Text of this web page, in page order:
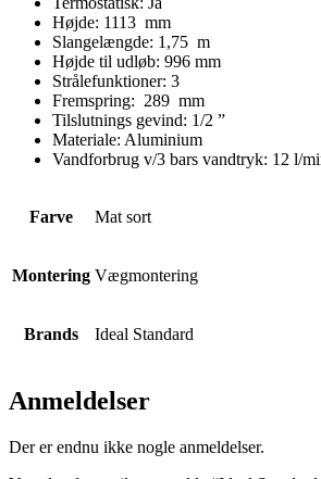
Højde: 1113 mm
Slangelængde: 1,75 m
Højde til udløb: 996 mm
Strålefunktioner: 3
Fremspring: 289 mm
Tilslutnings gevind: 1/2 ”
Materiale: Aluminium
Vandforbrug v/3 bars vandtryk: 12 l/
Farve Mat sort
Montering Vægmontering
Brands Ideal Standard
Anmeldelser
Der er endnu ikke nogle anmeldelser.